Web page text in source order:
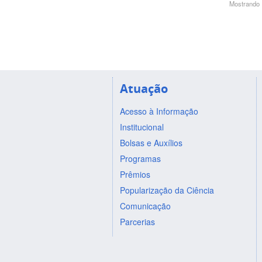
Mostrando
Atuação
Acesso à Informação
Institucional
Bolsas e Auxílios
Programas
Prêmios
Popularização da Ciência
Comunicação
Parcerias